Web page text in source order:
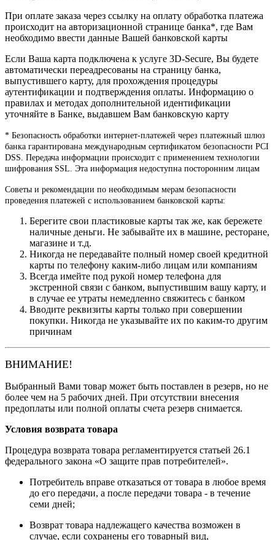
При оплате заказа через ссылку на оплату обработка платежа
происходит на авторизационной странице банка*, где Вам
необходимо ввести данные Вашей банковской карты
Если Ваша карта подключена к услуге 3D-Secure, Вы будете
автоматически переадресованы на страницу банка,
выпустившего карту, для прохождения процедуры
аутентификации и подтверждения оплаты. Информацию о
правилах и методах дополнительной идентификации
уточняйте в Банке, выдавшем Вам банковскую карту
* Безопасность обработки интернет-платежей через платежный шлюз
банка гарантирована международным сертификатом безопасности PCI
DSS. Передача информации происходит с применением технологии
шифрования SSL. Эта информация недоступна посторонним лицам
Советы и рекомендации по необходимым мерам безопасности
проведения платежей с использованием банковской карты:
Берегите свои пластиковые карты так же, как бережете
наличные деньги. Не забывайте их в машине, ресторане,
магазине и т.д.
Никогда не передавайте полный номер своей кредитной
карты по телефону каким-либо лицам или компаниям
Всегда имейте под рукой номер телефона для
экстренной связи с банком, выпустившим вашу карту, и
в случае ее утраты немедленно свяжитесь с банком
Вводите реквизиты карты только при совершении
покупки. Никогда не указывайте их по каким-то другим
причинам
ВНИМАНИЕ!
Выбранный Вами товар может быть поставлен в резерв, но не
более чем на 5 рабочих дней. При отсутствии внесения
предоплаты или полной оплаты счета резерв снимается.
Условия возврата товара
Процедура возврата товара регламентируется статьей 26.1
федерального закона «О защите прав потребителей».
Потребитель вправе отказаться от товара в любое время
до его передачи, а после передачи товара - в течение
семи дней;
Возврат товара надлежащего качества возможен в
случае, если сохранены его товарный вид,